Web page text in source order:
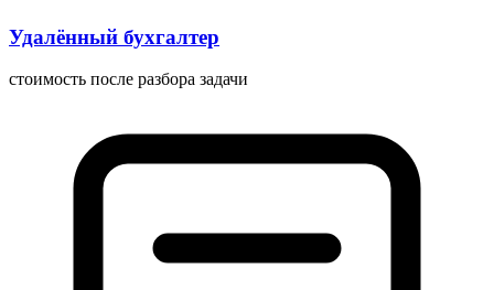
Удалённый бухгалтер
стоимость после разбора задачи